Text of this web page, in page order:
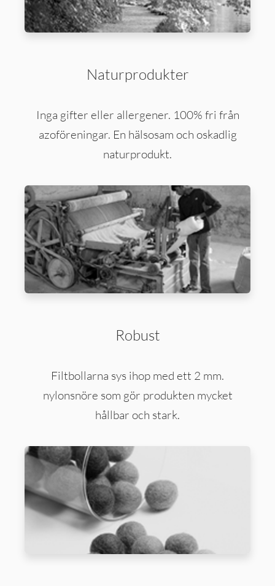
Naturprodukter
Inga gifter eller allergener. 100% fri från
azoföreningar. En hälsosam och oskadlig
naturprodukt.
Robust
Filtbollarna sys ihop med ett 2 mm.
nylonsnöre som gör produkten mycket
hållbar och stark.